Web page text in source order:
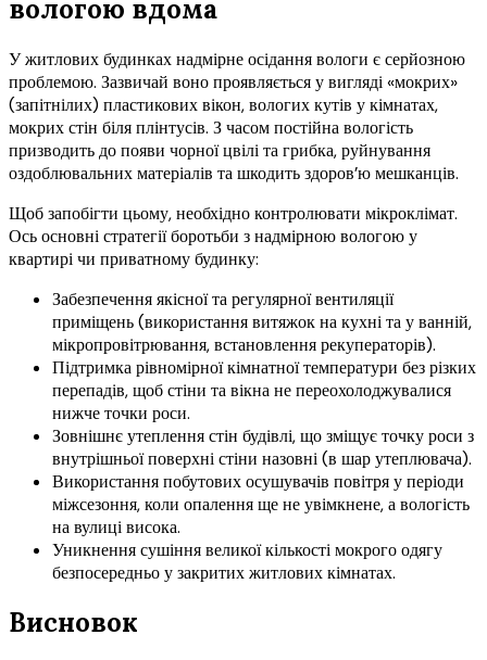
вологою вдома
У житлових будинках надмірне осідання вологи є серйозною
проблемою. Зазвичай воно проявляється у вигляді «мокрих»
(запітнілих) пластикових вікон, вологих кутів у кімнатах,
мокрих стін біля плінтусів. З часом постійна вологість
призводить до появи чорної цвілі та грибка, руйнування
оздоблювальних матеріалів та шкодить здоров’ю мешканців.
Щоб запобігти цьому, необхідно контролювати мікроклімат.
Ось основні стратегії боротьби з надмірною вологою у
квартирі чи приватному будинку:
Забезпечення якісної та регулярної вентиляції
приміщень (використання витяжок на кухні та у ванній,
мікропровітрювання, встановлення рекуператорів).
Підтримка рівномірної кімнатної температури без різких
перепадів, щоб стіни та вікна не переохолоджувалися
нижче точки роси.
Зовнішнє утеплення стін будівлі, що зміщує точку роси з
внутрішньої поверхні стіни назовні (в шар утеплювача).
Використання побутових осушувачів повітря у періоди
міжсезоння, коли опалення ще не увімкнене, а вологість
на вулиці висока.
Уникнення сушіння великої кількості мокрого одягу
безпосередньо у закритих житлових кімнатах.
Висновок